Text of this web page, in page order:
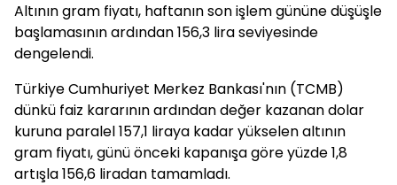
Altının gram fiyatı, haftanın son işlem gününe düşüşle
başlamasının ardından 156,3 lira seviyesinde
dengelendi.
Türkiye Cumhuriyet Merkez Bankası'nın (TCMB)
dünkü faiz kararının ardından değer kazanan dolar
kuruna paralel 157,1 liraya kadar yükselen altının
gram fiyatı, günü önceki kapanışa göre yüzde 1,8
artışla 156,6 liradan tamamladı.